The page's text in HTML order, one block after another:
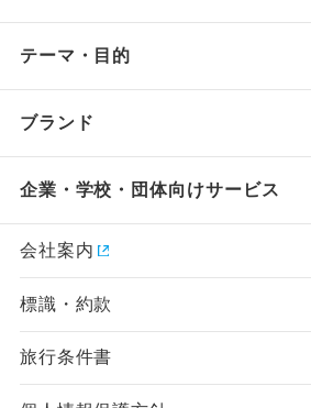
テーマ・目的
ブランド
企業・学校・団体向けサービス
会社案内
標識・約款
旅行条件書